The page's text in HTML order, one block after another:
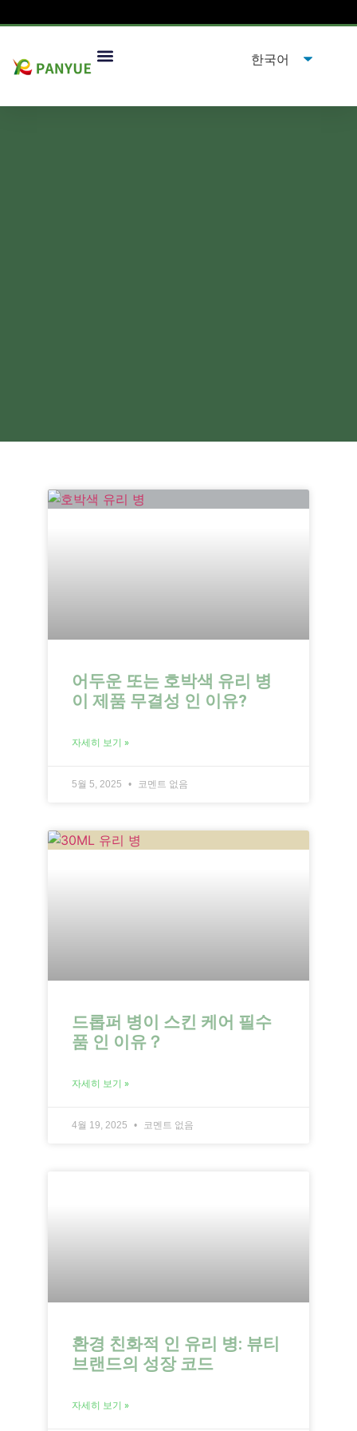
어두운 또는 호박색 유리 병
이 제품 무결성 인 이유?
자세히 보기 »
5월 5, 2025 코멘트 없음
드롭퍼 병이 스킨 케어 필수
품 인 이유？
자세히 보기 »
4월 19, 2025 코멘트 없음
환경 친화적 인 유리 병: 뷰티
브랜드의 성장 코드
자세히 보기 »